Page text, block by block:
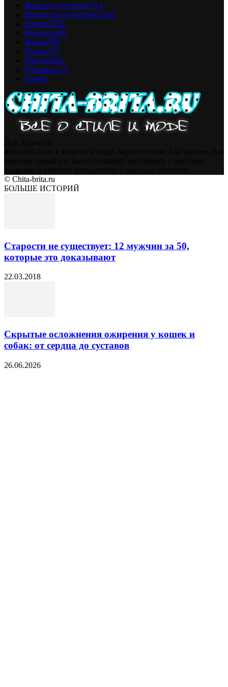
Женские истории7514
Интересно и полезно2382
Красота592
Рецепты499
Жизнь180
Разное171
Тренды166
Здоровье116
Дом81
© Chita-brita.ru
БОЛЬШЕ ИСТОРИЙ
Старости не существует: 12 мужчин за 50,
которые это доказывают
22.03.2018
Скрытые осложнения ожирения у кошек и
собак: от сердца до суставов
26.06.2026